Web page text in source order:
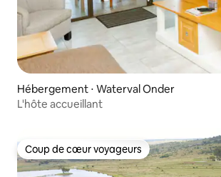
Hébergement ⋅ Waterval Onder
L'hôte accueillant
Coup de cœur voyageurs
Coup de cœur voyageurs